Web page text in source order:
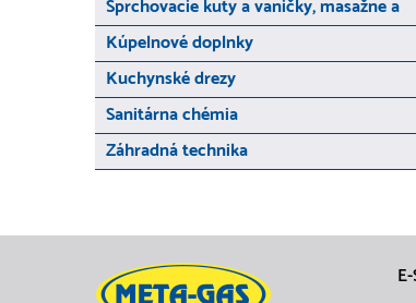
Sprchovacie kuty a vaničky, masažne a
Kúpelnové doplnky
Kuchynské drezy
Sanitárna chémia
Záhradná technika